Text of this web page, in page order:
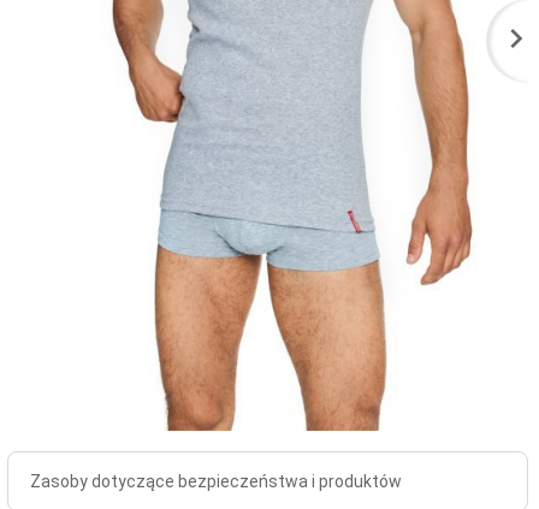
Zasoby dotyczące bezpieczeństwa i produktów